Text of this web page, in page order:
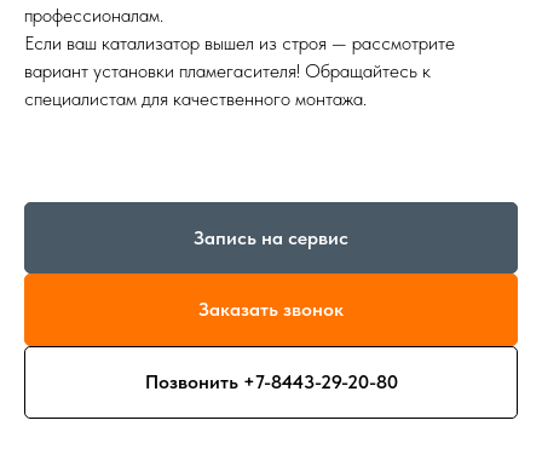
профессионалам.
Если ваш катализатор вышел из строя — рассмотрите
вариант установки пламегасителя! Обращайтесь к
специалистам для качественного монтажа.
Запись на сервис
Заказать звонок
Позвонить +7-8443-29-20-80